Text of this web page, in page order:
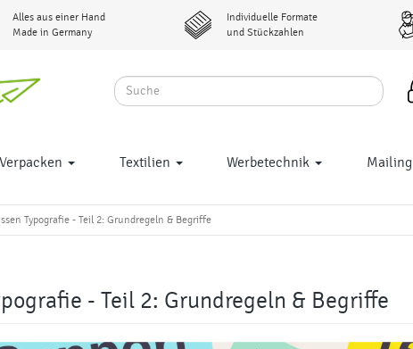
Alles aus einer Hand
Made in Germany
Individuelle Formate
und Stückzahlen
Verpacken Textilien Werbetechnik Mailing
Typografie - Teil 2: Grundregeln & Begriffe
- Teil 2: Grundregeln & Begriffe